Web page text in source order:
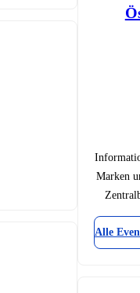
Marken
Alle